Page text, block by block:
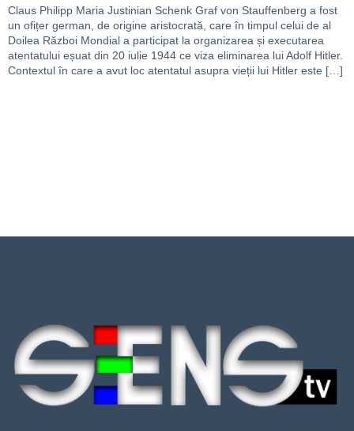
Claus Philipp Maria Justinian Schenk Graf von Stauffenberg a fost
un ofițer german, de origine aristocrată, care în timpul celui de al
Doilea Război Mondial a participat la organizarea și executarea
atentatului eșuat din 20 iulie 1944 ce viza eliminarea lui Adolf Hitler.
Contextul în care a avut loc atentatul asupra vieții lui Hitler este […]